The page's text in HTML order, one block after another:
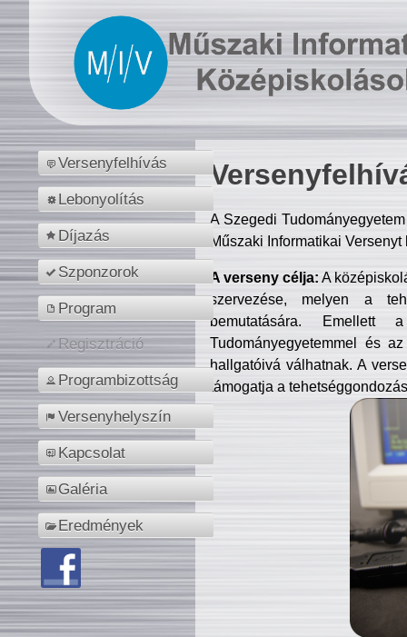
Versenyfelhívás
Lebonyolítás
Díjazás
Szponzorok
Program
Regisztráció
Programbizottság
Versenyhelyszín
Kapcsolat
Galéria
Eredmények
A Szegedi
Műszaki Informatikai
A verseny célja: A
szervezése, melyen a
bemutatására. Emellett
Tudományegyetemmel és
hallgatóivá válhatnak. A
támogatja a